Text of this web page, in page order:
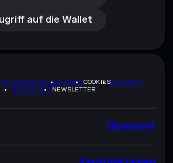
auf die Wallet
TERMSCOOKIESSITEMAP
BRAND-KITNEWSLETTER
Übersicht